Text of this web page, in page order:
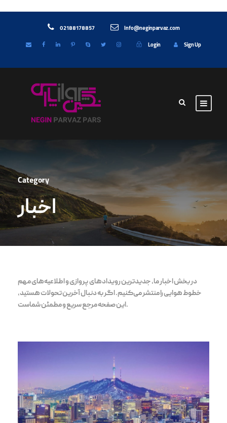
02188178857 Info@neginparvaz.com
Login Sign Up
Category
اخبار
در بخش اخبار ما، جدیدترین رویدادهای پروازی و اطلاعیه‌های مهم
خطوط هوایی را منتشر می‌کنیم. اگر به دنبال آخرین تحولات هستید،
این صفحه مرجع سریع و مطمئن شماست.